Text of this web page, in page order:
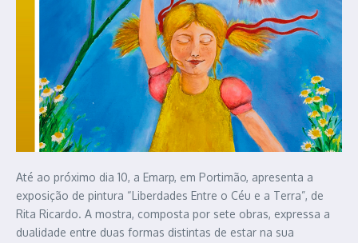
Até ao próximo dia 10, a Emarp, em Portimão, apresenta a
exposição de pintura “Liberdades Entre o Céu e a Terra”, de
Rita Ricardo. A mostra, composta por sete obras, expressa a
dualidade entre duas formas distintas de estar na sua